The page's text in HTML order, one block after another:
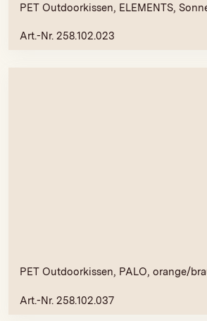
PET Outdoorkissen, ELEMENTS,
Art.-Nr. 258.102.023
PET Outdoorkissen, PALO, orange/
Art.-Nr. 258.102.037